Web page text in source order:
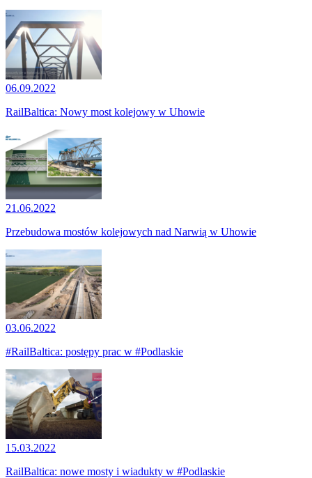
06.09.2022
RailBaltica: Nowy most kolejowy w Uhowie
21.06.2022
Przebudowa mostów kolejowych nad Narwią w Uhowie
03.06.2022
#RailBaltica: postępy prac w #Podlaskie
15.03.2022
RailBaltica: nowe mosty i wiadukty w #Podlaskie